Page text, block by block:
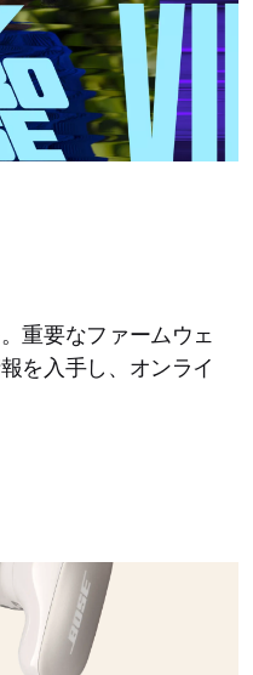
重要なファームウェ
を入手し、オンライ